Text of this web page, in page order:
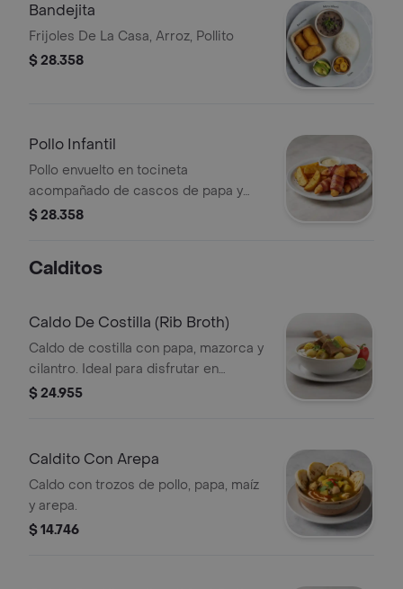
Bandejita
Frijoles De La Casa, Arroz, Pollito
$ 28.358
Pollo Infantil
Pollo envuelto en tocineta
acompañado de cascos de papa y
salsa.
$ 28.358
Calditos
Caldo De Costilla (Rib Broth)
Caldo de costilla con papa, mazorca y
cilantro. Ideal para disfrutar en
cualquier momento.
$ 24.955
Caldito Con Arepa
Caldo con trozos de pollo, papa, maíz
y arepa.
$ 14.746